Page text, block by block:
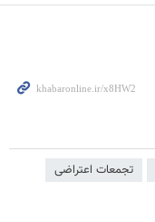
تجمعات اعتراضی